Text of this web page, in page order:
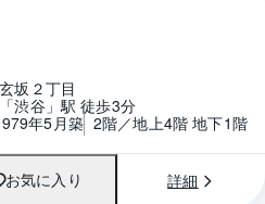
坂２丁目
渋谷」駅 徒歩3分
年5月築 2階／地上4階 地下1階
お気に入り 詳細
1 / 0 間取り